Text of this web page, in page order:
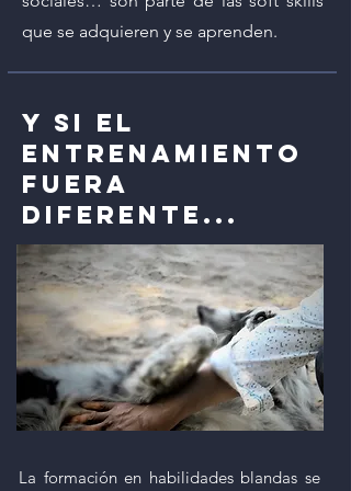
que se adquieren y se aprenden.
y si el
entrenamiento
fuera
diferente...
La formación en habilidades blandas se